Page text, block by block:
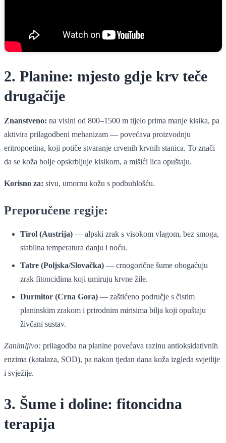
2. Planine: mjesto gdje krv teče
drugačije
Znanstveno: na visini od 800–1500 m tijelo prima manje kisika, pa
aktivira prilagodbeni mehanizam — povećava proizvodnju
eritropoetina, koji potiče stvaranje crvenih krvnih stanica. To znači
da se koža bolje opskrbljuje kisikom, a mišići lica opuštaju.
Korisno za: sivu, umornu kožu s podbuhlošću.
Preporučene regije:
Tirol (Austrija) — alpski zrak s visokom vlagom, bez smoga,
stabilna temperatura danju i noću.
Tatre (Poljska/Slovačka) — crnogorične šume obogaćuju
zrak fitoncidima koji umiruju krvne žile.
Durmitor (Crna Gora) — zaštićeno područje s čistim
planinskim zrakom i prirodnim mirisima bilja koji opuštaju
živčani sustav.
Zanimljivo: prilagodba na planine povećava razinu antioksidativnih
enzima (katalaza, SOD), pa nakon tjedan dana koža izgleda svjetlije
i svježije.
3. Šume i doline: fitoncidna
terapija